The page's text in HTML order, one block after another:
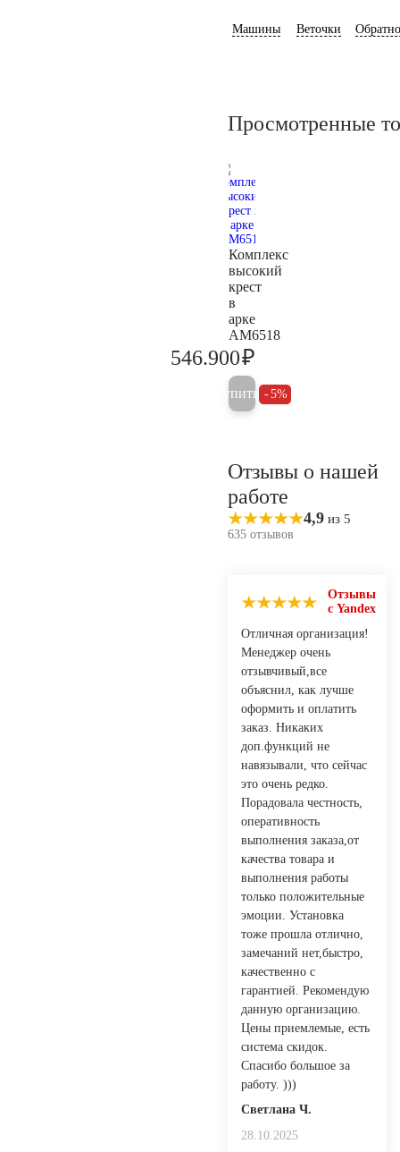
Машины Веточки
Просмотренные
Комплекс
высокий
крест
в
арке
AM6518
546.900₽
Купить 5%
Отзывы о нашей
работе
4,9 из 5
635 отзывов
Отзывы
с Yandex
Отличная организация!
Менеджер очень
отзывчивый,все
объяснил, как лучше
оформить и оплатить
заказ. Никаких
доп.функций не
навязывали, что сейчас
это очень редко.
Порадовала честность,
оперативность
выполнения заказа,от
качества товара и
выполнения работы
только положительные
эмоции. Установка
тоже прошла отлично,
замечаний нет,быстро,
качественно с
гарантией. Рекомендую
данную организацию.
Цены приемлемые, есть
система скидок.
Спасибо большое за
работу. )))
Светлана Ч.
28.10.2025